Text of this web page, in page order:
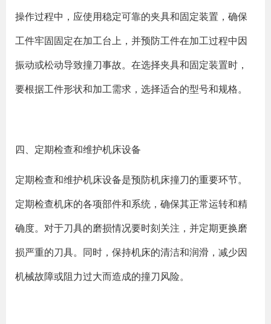
操作过程中，应使用稳定可靠的夹具和固定装置，确保
工件牢固固定在加工台上，并预防工件在加工过程中因
振动或松动导致撞刀事故。在选择夹具和固定装置时，
要根据工件形状和加工需求，选择适合的型号和规格。
四、定期检查和维护机床设备
定期检查和维护机床设备是预防机床撞刀的重要环节。
定期检查机床的各项部件和系统，确保其正常运转和精
确度。对于刀具的磨损情况要时刻关注，并定期更换磨
损严重的刀具。同时，保持机床的清洁和润滑，减少因
机械故障或阻力过大而造成的撞刀风险。